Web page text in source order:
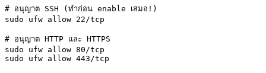
# อนุญาต SSH (ทำก่อน enable เสมอ!)
sudo ufw allow 22/tcp
# อนุญาต HTTP และ HTTPS
sudo ufw allow 80/tcp
sudo ufw allow 443/tcp